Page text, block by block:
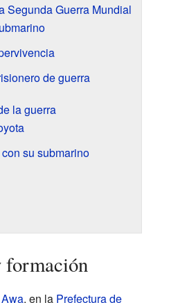
Segunda Guerra Mundial
de guerra
la guerra
su submarino
formación
Awa, en la Prefectura de